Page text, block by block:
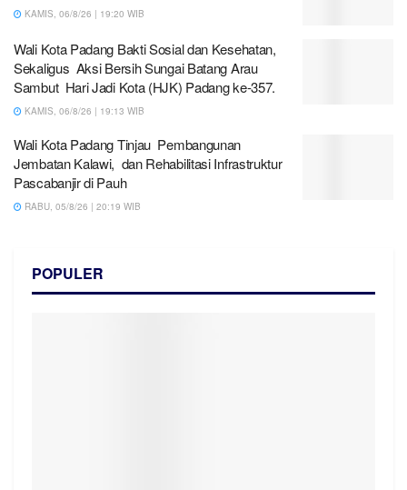
KAMIS, 06/8/26 | 19:20 WIB
Wali Kota Padang Bakti Sosial dan Kesehatan,
Sekaligus Aksi Bersih Sungai Batang Arau
Sambut Hari Jadi Kota (HJK) Padang ke-357.
KAMIS, 06/8/26 | 19:13 WIB
Wali Kota Padang Tinjau Pembangunan
Jembatan Kalawi, dan Rehabilitasi Infrastruktur
Pascabanjir di Pauh
RABU, 05/8/26 | 20:19 WIB
POPULER